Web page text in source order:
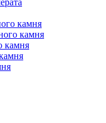
камня
камня
камня